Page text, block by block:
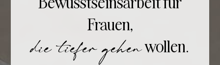
Frauen,
die tiefer gehenwollen.